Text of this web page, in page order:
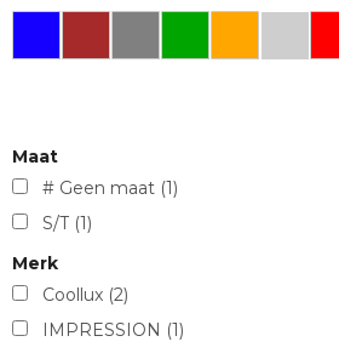
Maat
# Geen maat (1)
S/T (1)
Merk
Coollux (2)
IMPRESSION (1)